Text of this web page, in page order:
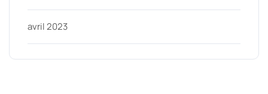
avril 2023